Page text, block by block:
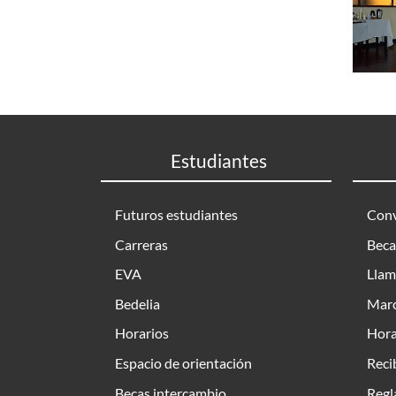
Estudiantes
Futuros estudiantes
Carreras
EVA
Bedelia
Horarios
Espacio de orientación
Becas intercambio